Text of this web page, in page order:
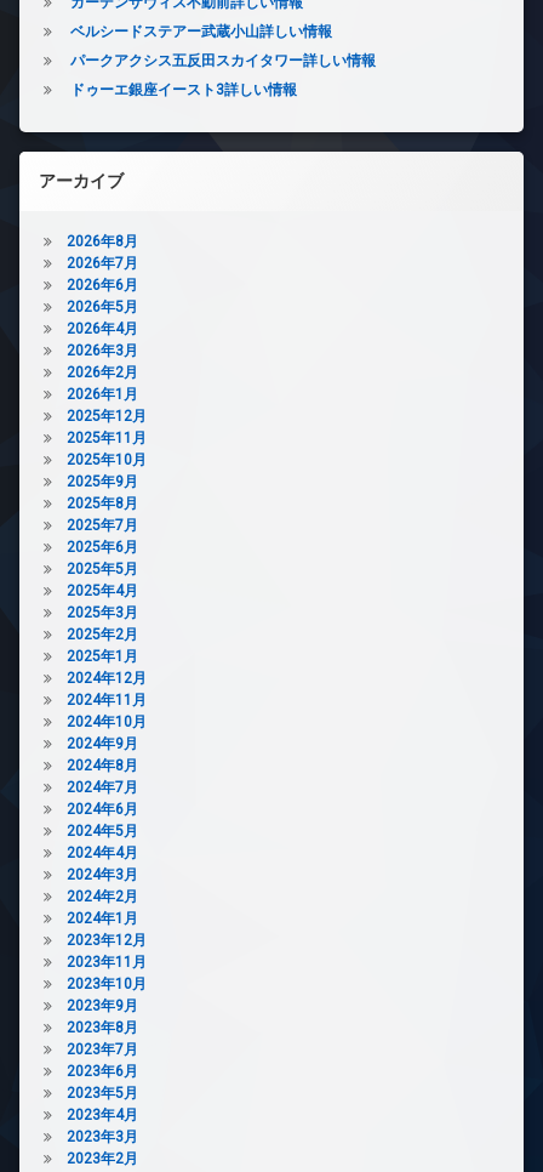
ゴ
ミ
置
場
犯
ラ
駐
輪
場
ベルシードステアー武蔵小山詳しい情報
パークアクシス五反田スカイタワー詳しい情報
ドゥーエ銀座イースト3詳しい情報
アーカイブ
2026年8月
2026年7月
2026年6月
2026年5月
2026年4月
2026年3月
2026年2月
2026年1月
2025年12月
2025年11月
2025年10月
2025年9月
2025年8月
2025年7月
2025年6月
2025年5月
2025年4月
2025年3月
2025年2月
2025年1月
2024年12月
2024年11月
2024年10月
2024年9月
2024年8月
2024年7月
2024年6月
2024年5月
2024年4月
2024年3月
2024年2月
2024年1月
2023年12月
2023年11月
2023年10月
2023年9月
2023年8月
2023年7月
2023年6月
2023年5月
2023年4月
2023年3月
2023年2月